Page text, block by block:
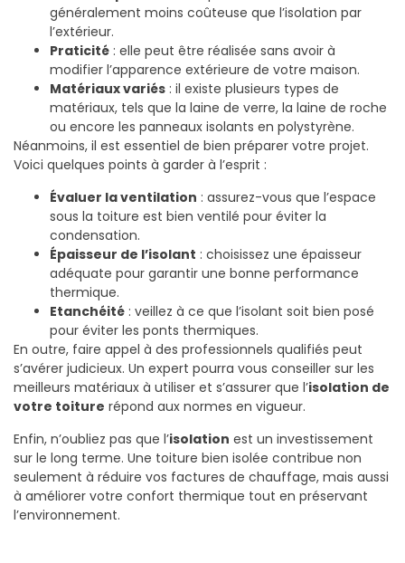
généralement moins coûteuse que l’isolation par
l’extérieur.
Praticité : elle peut être réalisée sans avoir à
modifier l’apparence extérieure de votre maison.
Matériaux variés : il existe plusieurs types de
matériaux, tels que la laine de verre, la laine de roche
ou encore les panneaux isolants en polystyrène.
Néanmoins, il est essentiel de bien préparer votre projet.
Voici quelques points à garder à l’esprit :
Évaluer la ventilation : assurez-vous que l’espace
sous la toiture est bien ventilé pour éviter la
condensation.
Épaisseur de l’isolant : choisissez une épaisseur
adéquate pour garantir une bonne performance
thermique.
Etanchéité : veillez à ce que l’isolant soit bien posé
pour éviter les ponts thermiques.
En outre, faire appel à des professionnels qualifiés peut
s’avérer judicieux. Un expert pourra vous conseiller sur les
meilleurs matériaux à utiliser et s’assurer que l’isolation de
votre toiture répond aux normes en vigueur.
Enfin, n’oubliez pas que l’isolation est un investissement
sur le long terme. Une toiture bien isolée contribue non
seulement à réduire vos factures de chauffage, mais aussi
à améliorer votre confort thermique tout en préservant
l’environnement.